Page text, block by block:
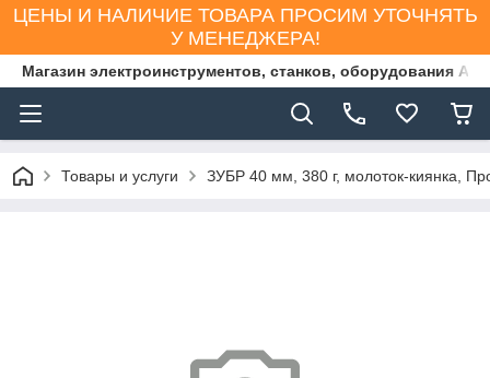
ЦЕНЫ И НАЛИЧИЕ ТОВАРА ПРОСИМ УТОЧНЯТЬ
У МЕНЕДЖЕРА!
Магазин электроинструментов, станков, оборудования
Товары и услуги ЗУБР 40 мм, 380 г, молоток-киянка,